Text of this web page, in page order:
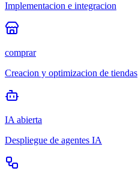
Implementacion e integracion
comprar
Creacion y optimizacion de tiendas
IA abierta
Despliegue de agentes IA